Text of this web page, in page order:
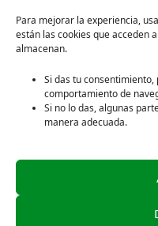
Para mejorar la experiencia,
están las cookies que acceden
almacenan.
Si das tu
comportamiento de
Si no lo das, algunas
manera adecuada.
Síguenos en redes